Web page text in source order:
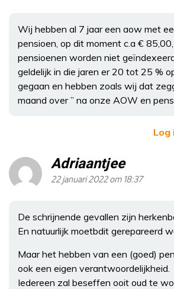
Wij hebben al 7 jaar een aow met
pensioen, op dit moment c.a €
pensioenen worden niet
geldelijk in die jaren er 20 tot 25 %
gegaan en hebben zoals wij dat
maand over ” na onze AOW en
Log
Adriaantjee
22 januari 2022 om 18:37
De schrijnende gevallen zijn
En natuurlijk moetbdit gerepareerd
Maar het hebben van een (goed)
ook een eigen verantwoordelijkheid.
Iedereen zal beseffen ooit oud te